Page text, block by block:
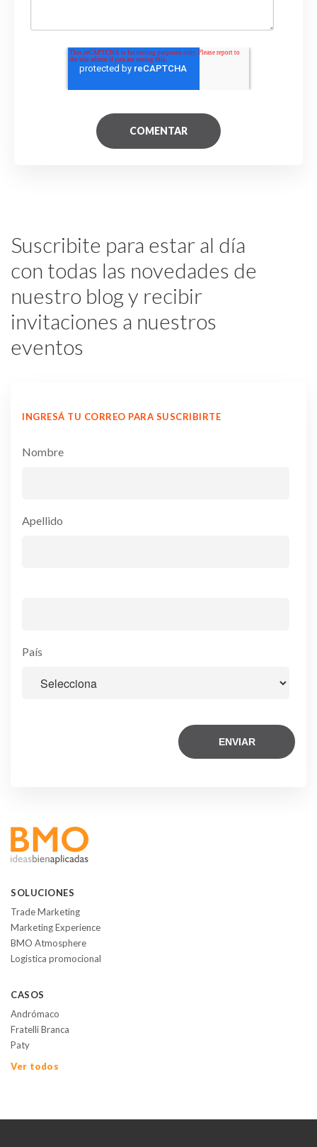
Suscribite para estar al día
con todas las novedades de
nuestro blog y recibir
invitaciones a nuestros
eventos
INGRESÁ TU CORREO PARA SUSCRIBIRTE
Nombre
Apellido
País
SOLUCIONES
Trade Marketing
Marketing Experience
BMO Atmosphere
Logistica promocional
CASOS
Andrómaco
Fratelli Branca
Paty
Ver todos